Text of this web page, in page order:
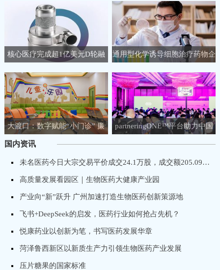
核心医疗完成超1亿美元D轮融
资，聚焦人工心脏领域
通用型化学诱导细胞治疗药物企
业睿健医药完成B+轮融资
大渡口：数字赋能“小门诊” 廉
洁守护“大健康”
partneringONE™平台助力中国
市场！
国内资讯
未名医药今日大宗交易平价成交24.1万股，成交额205.09万元
高质量发展看园区｜生物医药大健康产业园
产业向“新”跃升 广州加速打造生物医药创新策源地
飞书+DeepSeek的启发，医药行业如何抢占先机？
悦康药业以创新为笔，书写医药发展华章
菏泽鲁西新区以新质生产力引领生物医药产业发展
压片糖果的国家标准